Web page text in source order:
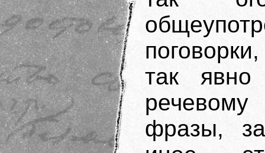
так явно
фразы,